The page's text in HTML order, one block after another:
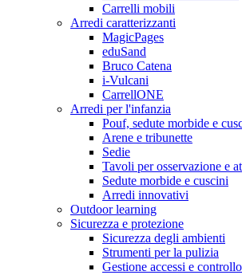
Carrelli mobili
Arredi caratterizzanti
MagicPages
eduSand
Bruco Catena
i-Vulcani
CarrellONE
Arredi per l'infanzia
Pouf, sedute morbide e
Arene e tribunette
Sedie
Tavoli per osservazione e
Sedute morbide e cuscini
Arredi innovativi
Outdoor learning
Sicurezza e protezione
Sicurezza degli ambienti
Strumenti per la pulizia
Gestione accessi e